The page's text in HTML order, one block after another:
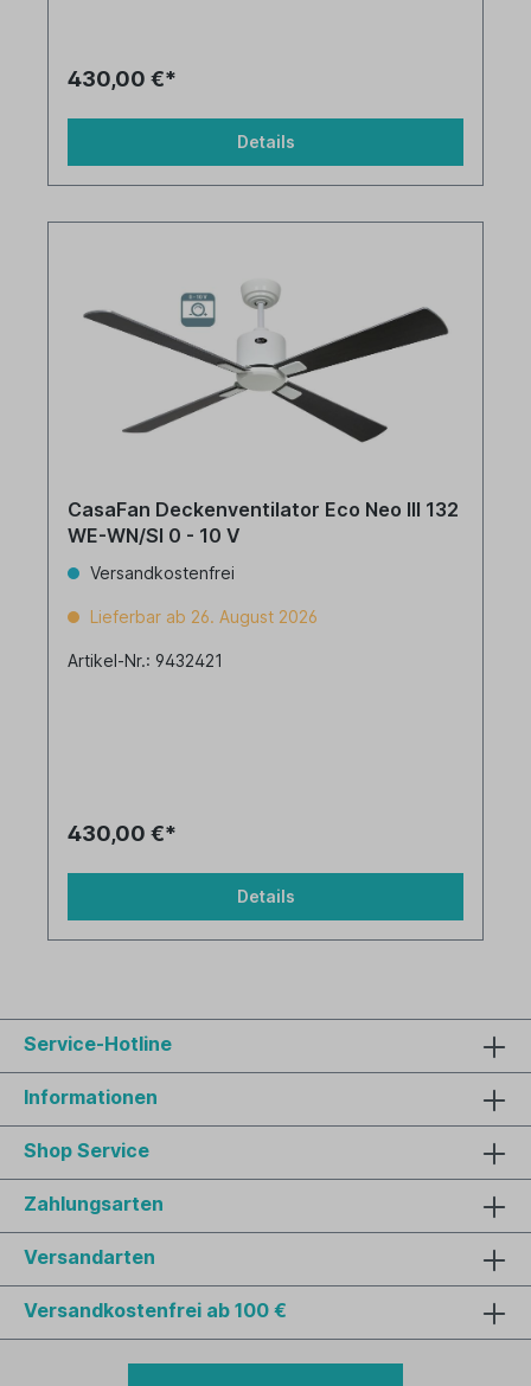
430,00 €*
Details
CasaFan Deckenventilator Eco Neo III 132
WE-WN/SI 0 - 10 V
Versandkostenfrei
Lieferbar ab 26. August 2026
Artikel-Nr.: 9432421
430,00 €*
Details
Service-Hotline
Informationen
Shop Service
Zahlungsarten
Versandarten
Versandkostenfrei ab 100 €